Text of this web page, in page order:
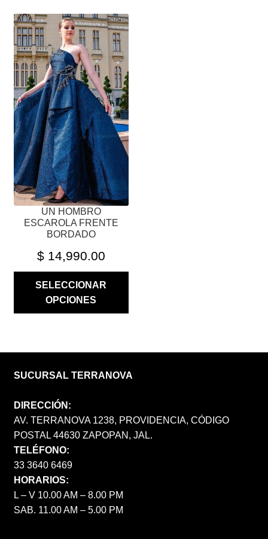
UN HOMBRO
ESCAROLA FRENTE
BORDADO
$14,990.00
SELECCIONAR
OPCIONES
ESTE
PRODUCTO
TIENE
MÚLTIPLES
VARIANTES.
LAS
OPCIONES
SE
PUEDEN
ELEGIR
EN
LA
PÁGINA
PRODUCTO
SUCURSAL TERRANOVA
DIRECCIÓN:
AV. TERRANOVA 1238, PROVIDENCIA, CÓDIGO
POSTAL 44630 ZAPOPAN, JAL.
TELÉFONO:
33 3640 6469
HORARIOS:
L – V 10.00 AM – 8.00 PM
SAB. 11.00 AM – 5.00 PM